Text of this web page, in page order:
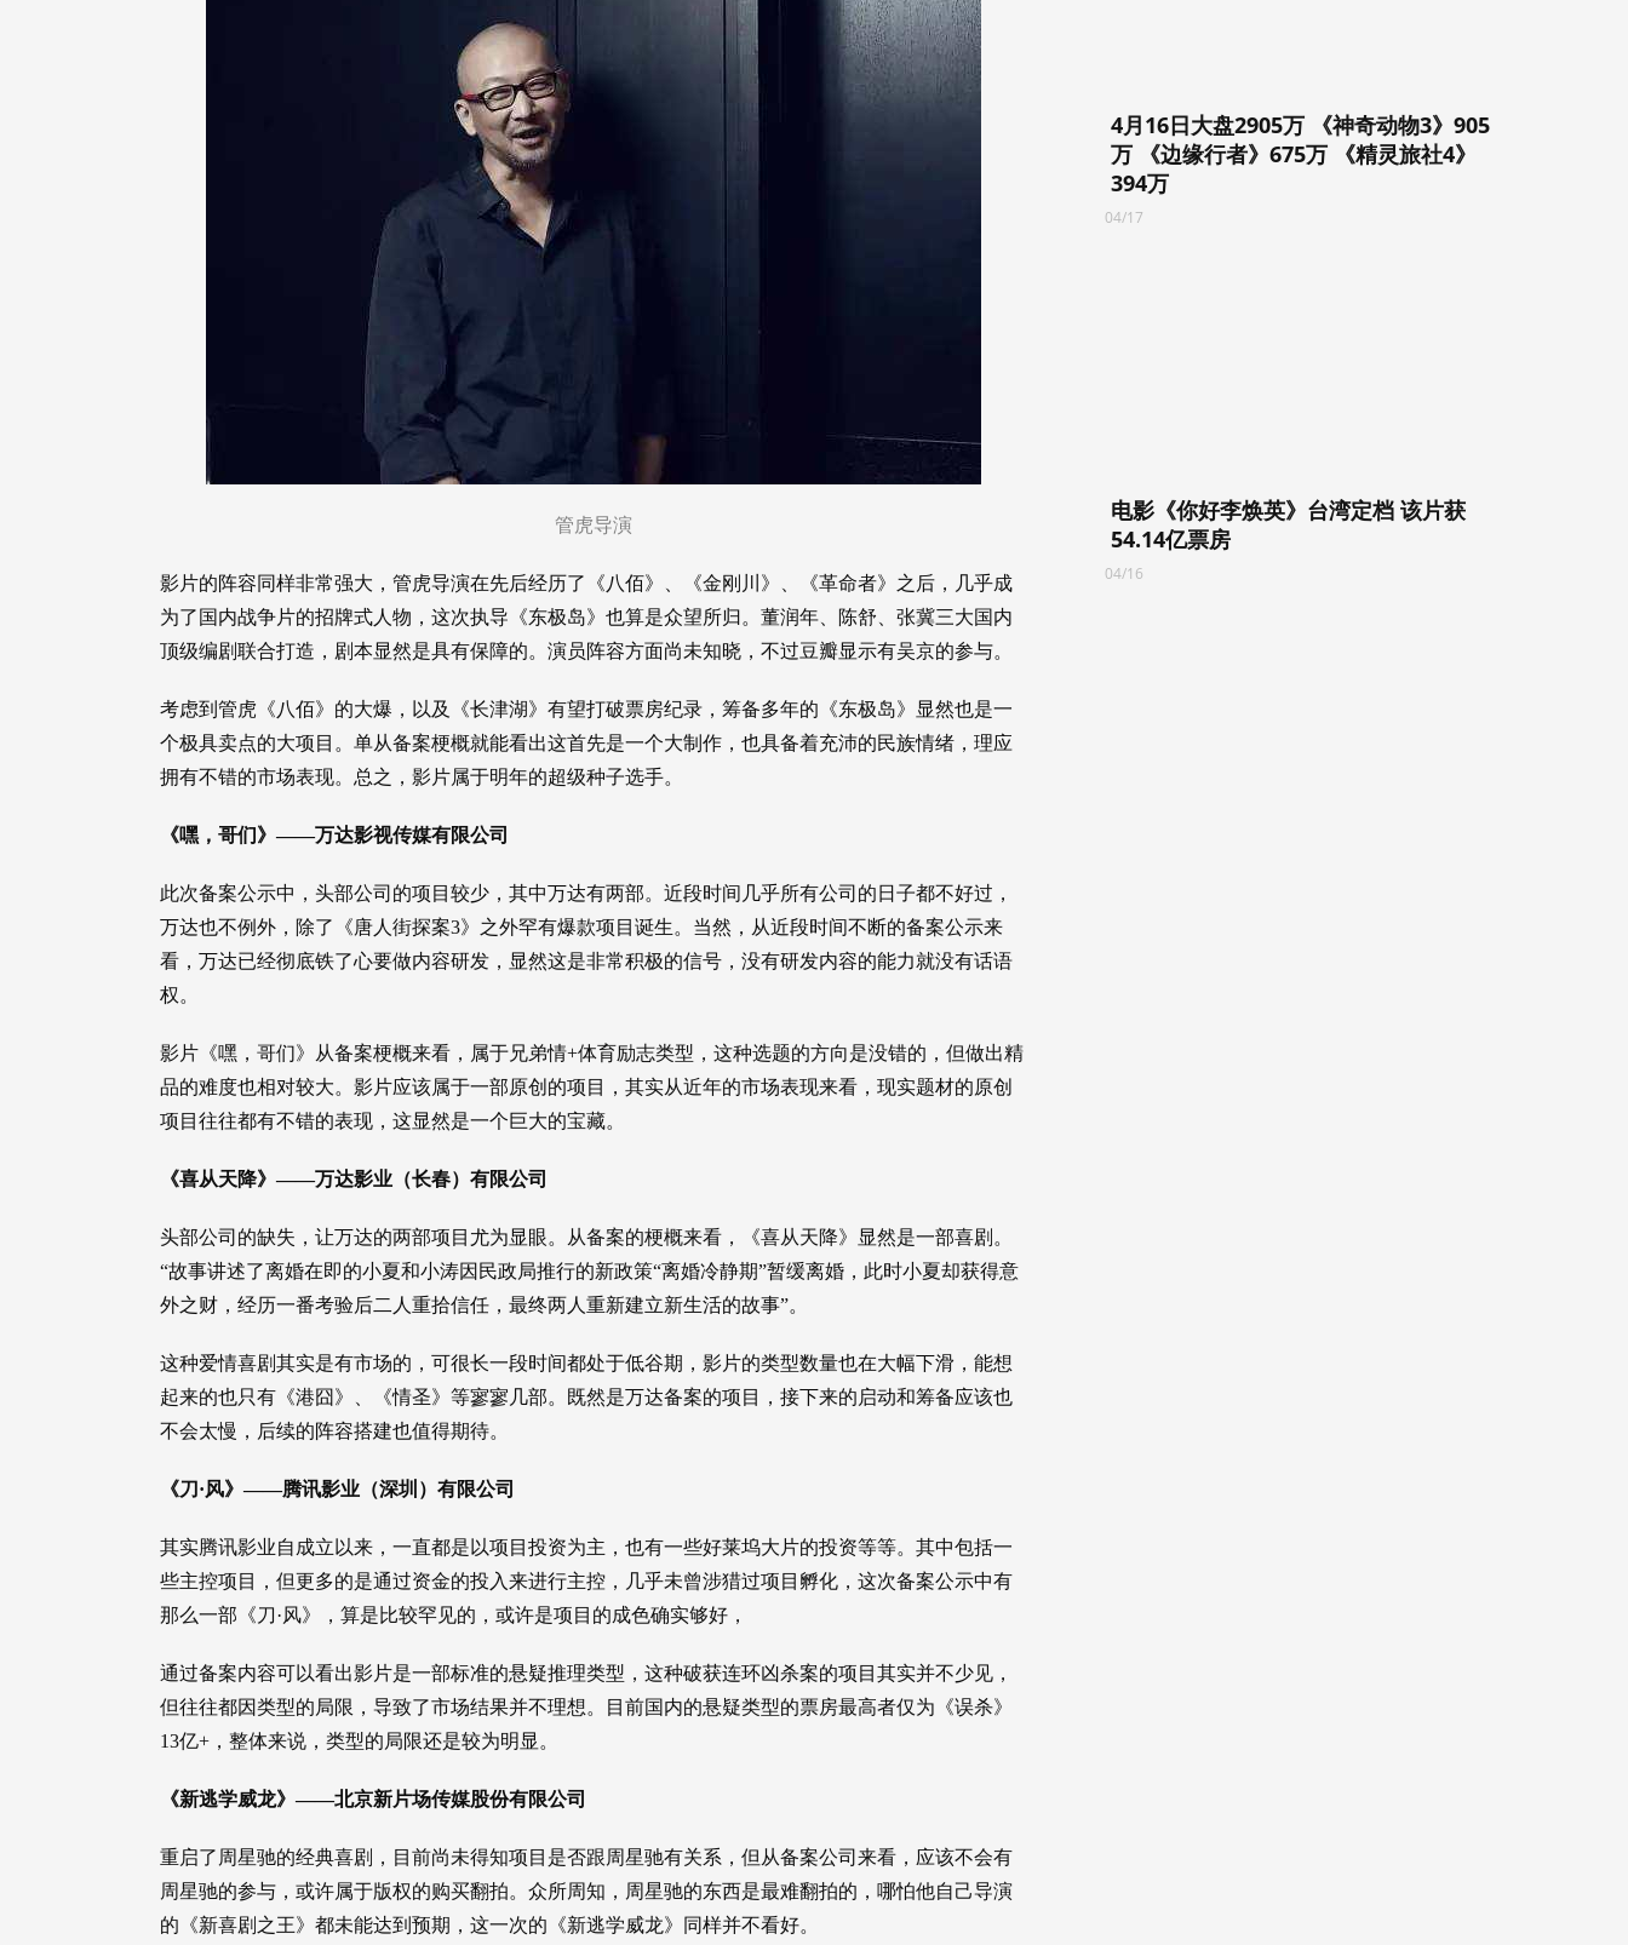
管虎导演
影片的阵容同样非常强大，管虎导演在先后经历了《八佰》、《金刚川》、《革命者》之后，几乎成
为了国内战争片的招牌式人物，这次执导《东极岛》也算是众望所归。董润年、陈舒、张冀三大国内
顶级编剧联合打造，剧本显然是具有保障的。演员阵容方面尚未知晓，不过豆瓣显示有吴京的参与。
考虑到管虎《八佰》的大爆，以及《长津湖》有望打破票房纪录，筹备多年的《东极岛》显然也是一
个极具卖点的大项目。单从备案梗概就能看出这首先是一个大制作，也具备着充沛的民族情绪，理应
拥有不错的市场表现。总之，影片属于明年的超级种子选手。
《嘿，哥们》——万达影视传媒有限公司
此次备案公示中，头部公司的项目较少，其中万达有两部。近段时间几乎所有公司的日子都不好过，
万达也不例外，除了《唐人街探案3》之外罕有爆款项目诞生。当然，从近段时间不断的备案公示来
看，万达已经彻底铁了心要做内容研发，显然这是非常积极的信号，没有研发内容的能力就没有话语
权。
影片《嘿，哥们》从备案梗概来看，属于兄弟情+体育励志类型，这种选题的方向是没错的，但做出精
品的难度也相对较大。影片应该属于一部原创的项目，其实从近年的市场表现来看，现实题材的原创
项目往往都有不错的表现，这显然是一个巨大的宝藏。
《喜从天降》——万达影业（长春）有限公司
头部公司的缺失，让万达的两部项目尤为显眼。从备案的梗概来看，《喜从天降》显然是一部喜剧。
“故事讲述了离婚在即的小夏和小涛因民政局推行的新政策“离婚冷静期”暂缓离婚，此时小夏却获得意
外之财，经历一番考验后二人重拾信任，最终两人重新建立新生活的故事”。
这种爱情喜剧其实是有市场的，可很长一段时间都处于低谷期，影片的类型数量也在大幅下滑，能想
起来的也只有《港囧》、《情圣》等寥寥几部。既然是万达备案的项目，接下来的启动和筹备应该也
不会太慢，后续的阵容搭建也值得期待。
《刀·风》——腾讯影业（深圳）有限公司
其实腾讯影业自成立以来，一直都是以项目投资为主，也有一些好莱坞大片的投资等等。其中包括一
些主控项目，但更多的是通过资金的投入来进行主控，几乎未曾涉猎过项目孵化，这次备案公示中有
那么一部《刀·风》，算是比较罕见的，或许是项目的成色确实够好，
通过备案内容可以看出影片是一部标准的悬疑推理类型，这种破获连环凶杀案的项目其实并不少见，
但往往都因类型的局限，导致了市场结果并不理想。目前国内的悬疑类型的票房最高者仅为《误杀》
13亿+，整体来说，类型的局限还是较为明显。
《新逃学威龙》——北京新片场传媒股份有限公司
重启了周星驰的经典喜剧，目前尚未得知项目是否跟周星驰有关系，但从备案公司来看，应该不会有
周星驰的参与，或许属于版权的购买翻拍。众所周知，周星驰的东西是最难翻拍的，哪怕他自己导演
的《新喜剧之王》都未能达到预期，这一次的《新逃学威龙》同样并不看好。
4月16日大盘2905万 《神奇动物3》905
万 《边缘行者》675万 《精灵旅社4》
394万
04/17
电影《你好李焕英》台湾定档 该片获
54.14亿票房
04/16